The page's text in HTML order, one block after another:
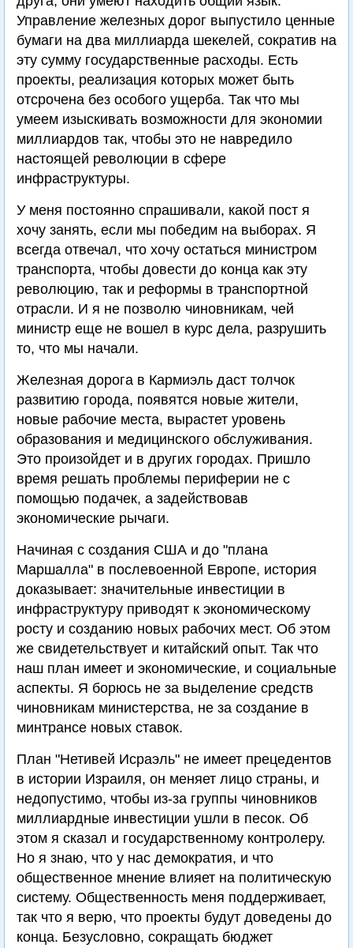
Управление железных дорог выпустило ценные
бумаги на два миллиарда шекелей, сократив на
эту сумму государственные расходы. Есть
проекты, реализация которых может быть
отсрочена без особого ущерба. Так что мы
умеем изыскивать возможности для экономии
миллиардов так, чтобы это не навредило
настоящей революции в сфере
инфраструктуры.
У меня постоянно спрашивали, какой пост я
хочу занять, если мы победим на выборах. Я
всегда отвечал, что хочу остаться министром
транспорта, чтобы довести до конца как эту
революцию, так и реформы в транспортной
отрасли. И я не позволю чиновникам, чей
министр еще не вошел в курс дела, разрушить
то, что мы начали.
Железная дорога в Кармиэль даст толчок
развитию города, появятся новые жители,
новые рабочие места, вырастет уровень
образования и медицинского обслуживания.
Это произойдет и в других городах. Пришло
время решать проблемы периферии не с
помощью подачек, а задействовав
экономические рычаги.
Начиная с создания США и до "плана
Маршалла" в послевоенной Европе, история
доказывает: значительные инвестиции в
инфраструктуру приводят к экономическому
росту и созданию новых рабочих мест. Об этом
же свидетельствует и китайский опыт. Так что
наш план имеет и экономические, и социальные
аспекты. Я борюсь не за выделение средств
чиновникам министерства, не за создание в
минтрансе новых ставок.
План "Нетивей Исраэль" не имеет прецедентов
в истории Израиля, он меняет лицо страны, и
недопустимо, чтобы из-за группы чиновников
миллиардные инвестиции ушли в песок. Об
этом я сказал и государственному контролеру.
Но я знаю, что у нас демократия, и что
общественное мнение влияет на политическую
систему. Общественность меня поддерживает,
так что я верю, что проекты будут доведены до
конца. Безусловно, сокращать бюджет